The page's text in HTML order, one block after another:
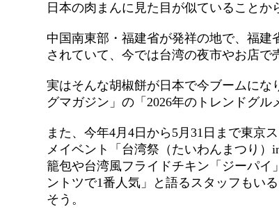
日本の肉まんに見た目が似ていることか
中国南東部・福建省が発祥の地で、福
されていて、今では台湾の夜市やお店で
実はそんな胡椒餅が日本で今ブームに
グマガジン」の「2026年のトレンドグ
また、今年4月4日から5月31日まで東京
メイベント「台湾祭（たいわんまつり
籠包や台湾風フライドチキン「ジーパ
ントツで1番人気」と語るスタッフもい
そう。